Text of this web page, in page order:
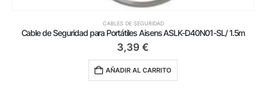
CABLES DE SEGURIDAD
Cable de Seguridad para Portátiles Aisens ASLK-D40N01-SL/ 1.5m
3,39 €
AÑADIR AL CARRITO